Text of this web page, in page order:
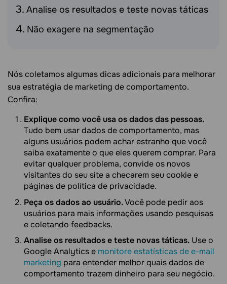
Analise os resultados e teste novas táticas
Não exagere na segmentação
Nós coletamos algumas dicas adicionais para melhorar
sua estratégia de marketing de comportamento.
Confira:
Explique como você usa os dados das pessoas.
Tudo bem usar dados de comportamento, mas
alguns usuários podem achar estranho que você
saiba exatamente o que eles querem comprar. Para
evitar qualquer problema, convide os novos
visitantes do seu site a checarem seu cookie e
páginas de política de privacidade.
Peça os dados ao usuário.Você pode pedir aos
usuários para mais informações usando pesquisas
e coletando feedbacks.
Analise os resultados e teste novas táticas. Use o
Google Analytics e monitore estatísticas de e-mail
marketing para entender melhor quais dados de
comportamento trazem dinheiro para seu negócio.